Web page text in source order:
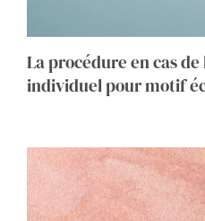
La procédure en cas
individuel pour motif